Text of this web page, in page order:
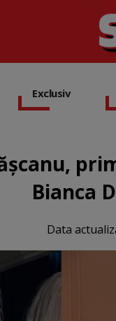
Exclusiv
Bianca
Data